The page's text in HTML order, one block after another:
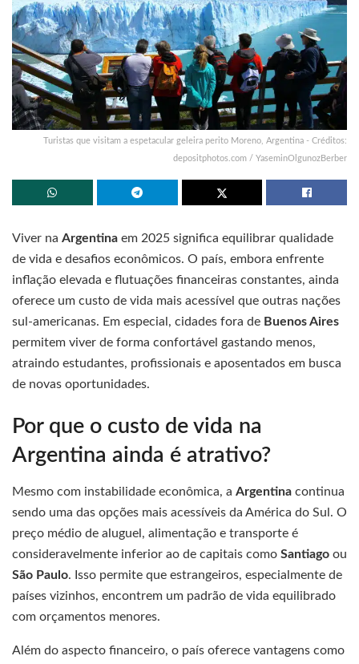
Turistas que visitam a espetacular geleira perito Moreno, Argentina - Créditos:
depositphotos.com / YaseminOlgunozBerber
Viver na Argentina em 2025 significa equilibrar qualidade
de vida e desafios econômicos. O país, embora enfrente
inflação elevada e flutuações financeiras constantes, ainda
oferece um custo de vida mais acessível que outras nações
sul-americanas. Em especial, cidades fora de Buenos Aires
permitem viver de forma confortável gastando menos,
atraindo estudantes, profissionais e aposentados em busca
de novas oportunidades.
Por que o custo de vida na
Argentina ainda é atrativo?
Mesmo com instabilidade econômica, a Argentina continua
sendo uma das opções mais acessíveis da América do Sul. O
preço médio de aluguel, alimentação e transporte é
consideravelmente inferior ao de capitais como Santiago ou
São Paulo. Isso permite que estrangeiros, especialmente de
países vizinhos, encontrem um padrão de vida equilibrado
com orçamentos menores.
Além do aspecto financeiro, o país oferece vantagens como